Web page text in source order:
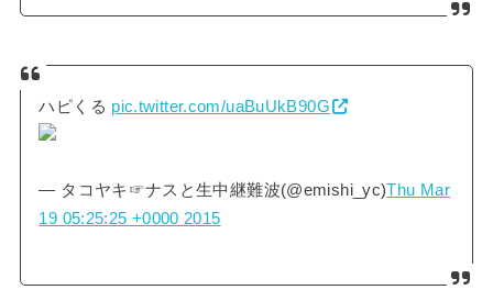
ハピくる pic.twitter.com/uaBuUkB90G
— タコヤキ☞ナスと生中継難波(@emishi_yc)Thu Mar
19 05:25:25 +0000 2015